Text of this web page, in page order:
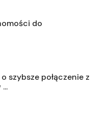
do
szybsze połączenie z